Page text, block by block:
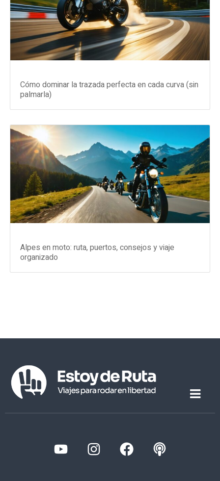
Cómo dominar la trazada perfecta en cada curva (sin
palmarla)
Alpes en moto: ruta, puertos, consejos y viaje
organizado